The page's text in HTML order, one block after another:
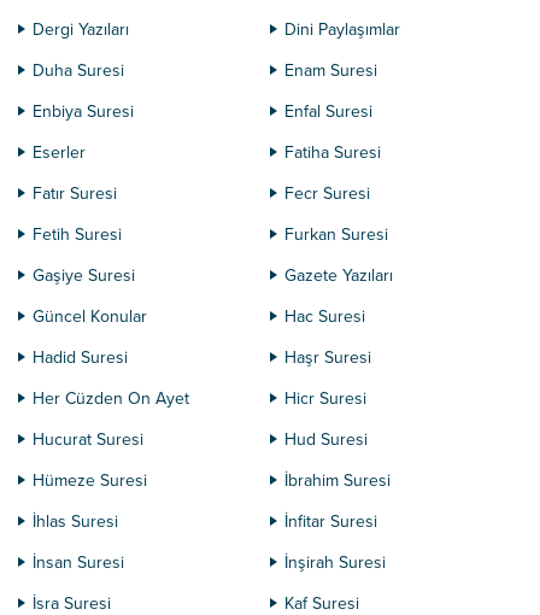
Dergi Yazıları
Dini Paylaşımlar
Duha Suresi
Enam Suresi
Enbiya Suresi
Enfal Suresi
Eserler
Fatiha Suresi
Fatır Suresi
Fecr Suresi
Fetih Suresi
Furkan Suresi
Gaşiye Suresi
Gazete Yazıları
Güncel Konular
Hac Suresi
Hadid Suresi
Haşr Suresi
Her Cüzden On Ayet
Hicr Suresi
Hucurat Suresi
Hud Suresi
Hümeze Suresi
İbrahim Suresi
İhlas Suresi
İnfitar Suresi
İnsan Suresi
İnşirah Suresi
İsra Suresi
Kaf Suresi